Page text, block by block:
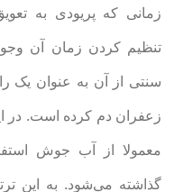
زمانی که پریودی به
تنظیم کردن زمان آن
سنتی از آن به عنوان یک
زعفران دم کرده است. در
معمولا از آب جوش
گذاشته می‌شود. به این